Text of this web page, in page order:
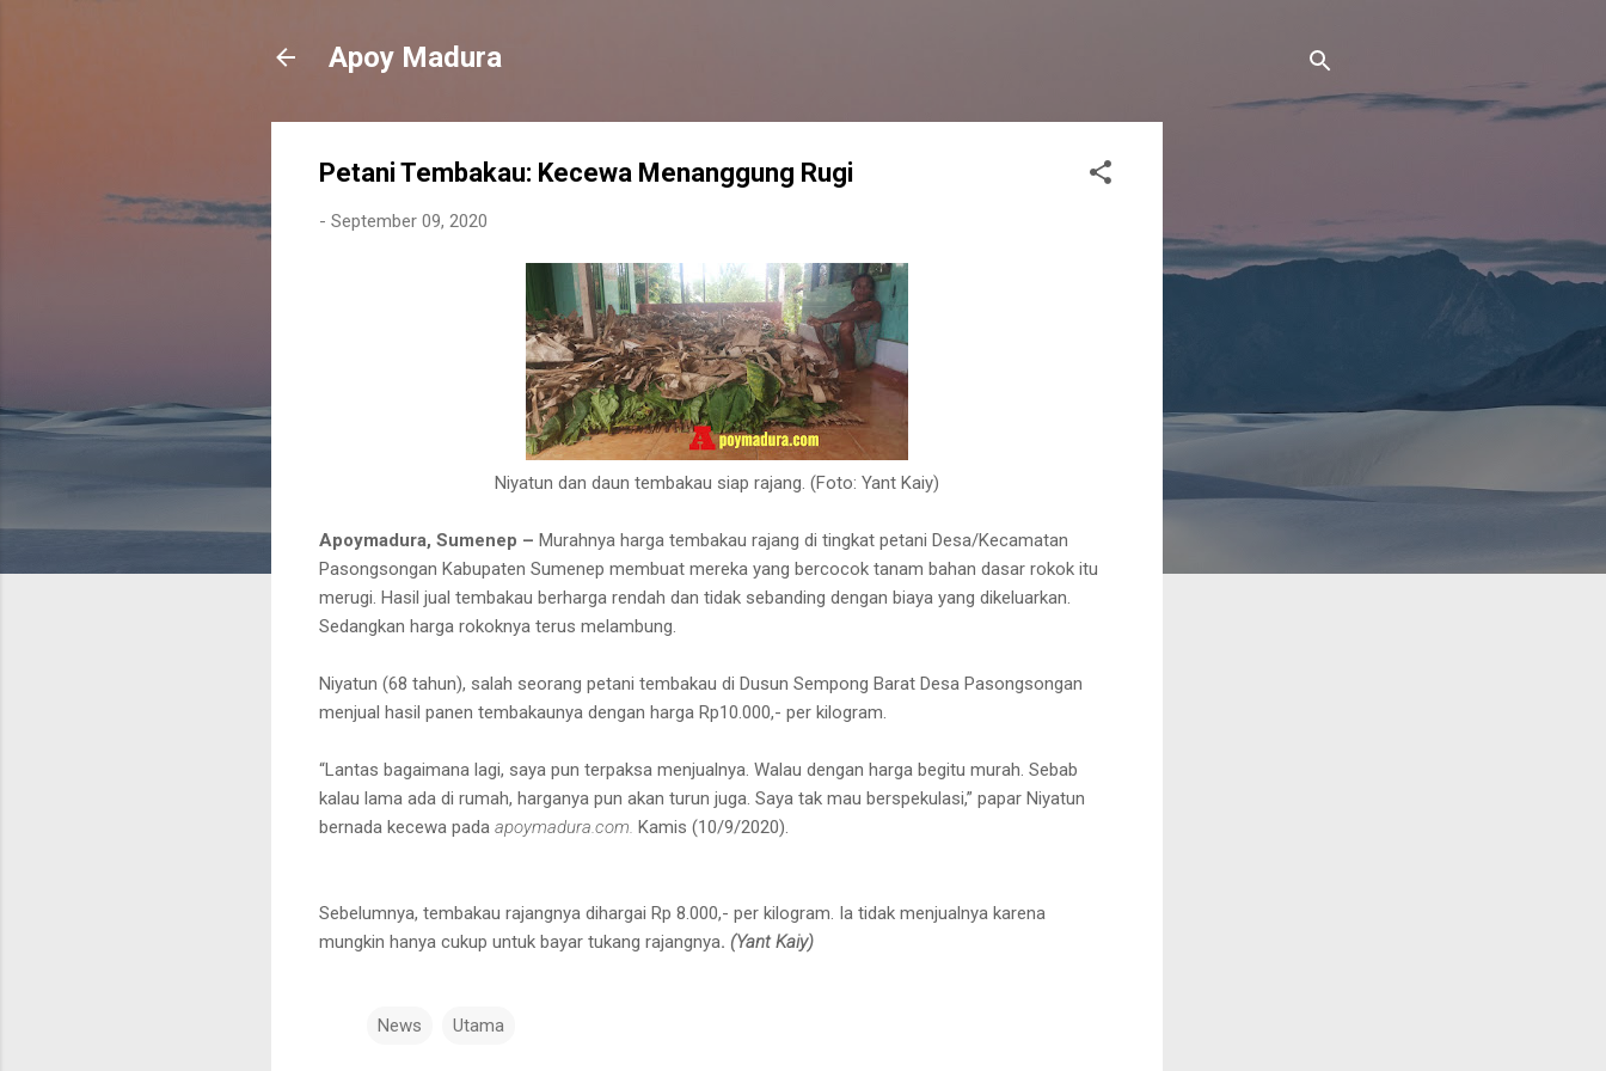
Apoy Madura
Petani Tembakau: Kecewa Menanggung Rugi
- September 09, 2020
Niyatun dan daun tembakau siap rajang. (Foto: Yant Kaiy)
Apoymadura, Sumenep – Murahnya harga tembakau rajang di tingkat petani Desa/Kecamatan
Pasongsongan Kabupaten Sumenep membuat mereka yang bercocok tanam bahan dasar rokok itu
merugi. Hasil jual tembakau berharga rendah dan tidak sebanding dengan biaya yang dikeluarkan.
Sedangkan harga rokoknya terus melambung.
Niyatun (68 tahun), salah seorang petani tembakau di Dusun Sempong Barat Desa Pasongsongan
menjual hasil panen tembakaunya dengan harga Rp10.000,- per kilogram.
“Lantas bagaimana lagi, saya pun terpaksa menjualnya. Walau dengan harga begitu murah. Sebab
kalau lama ada di rumah, harganya pun akan turun juga. Saya tak mau berspekulasi,” papar Niyatun
bernada kecewa pada apoymadura.com. Kamis (10/9/2020).
Sebelumnya, tembakau rajangnya dihargai Rp 8.000,- per kilogram. Ia tidak menjualnya karena
mungkin hanya cukup untuk bayar tukang rajangnya. (Yant Kaiy)
News Utama